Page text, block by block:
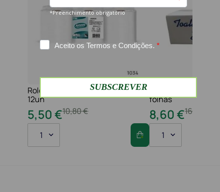
Rolo jumbo pasta 2f 210 serviços
12un
10,80€
5,50€
1
folhas
16
8,60€
1